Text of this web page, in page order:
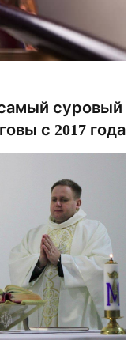
суровый
с 2017 года